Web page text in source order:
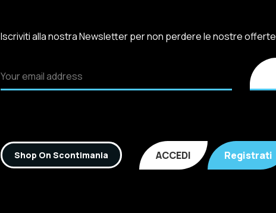
Iscriviti alla nostra Newsletter per non perdere le nostre offerte
Shop On Scontimania ACCEDI Registrati